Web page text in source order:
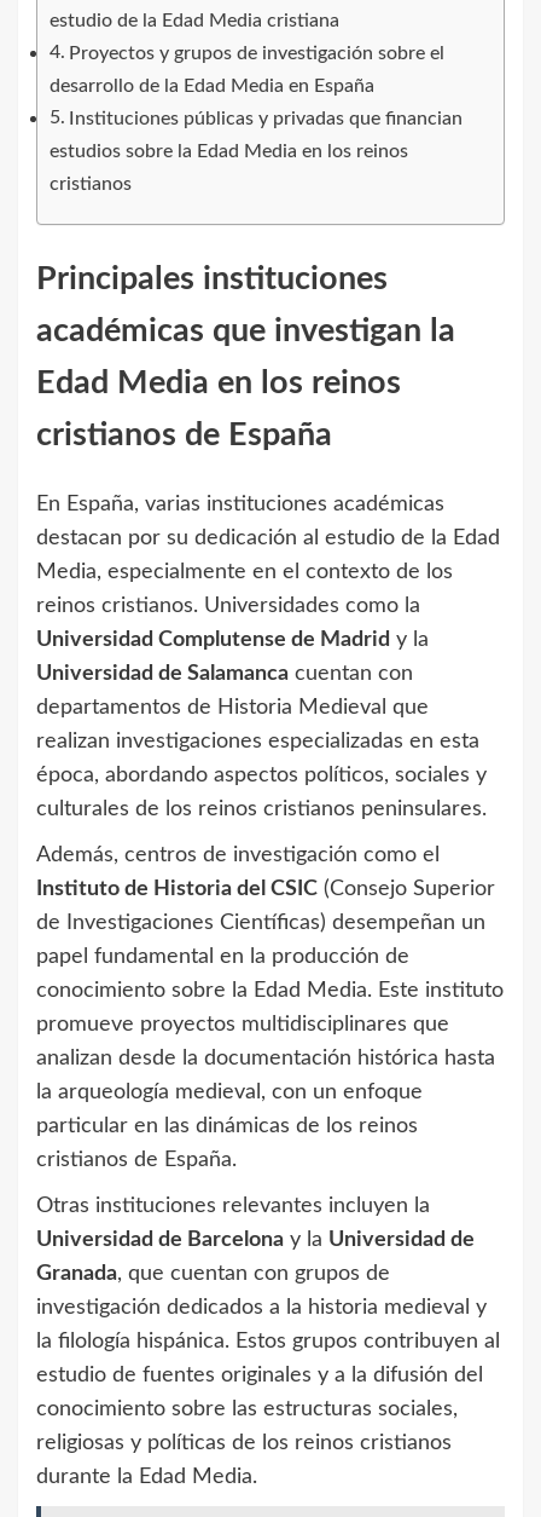
estudio de la Edad Media cristiana
Proyectos y grupos de investigación sobre el
desarrollo de la Edad Media en España
Instituciones públicas y privadas que financian
estudios sobre la Edad Media en los reinos
cristianos
Principales instituciones
académicas que investigan la
Edad Media en los reinos
cristianos de España
En España, varias instituciones académicas
destacan por su dedicación al estudio de la Edad
Media, especialmente en el contexto de los
reinos cristianos. Universidades como la
Universidad Complutense de Madrid y la
Universidad de Salamanca cuentan con
departamentos de Historia Medieval que
realizan investigaciones especializadas en esta
época, abordando aspectos políticos, sociales y
culturales de los reinos cristianos peninsulares.
Además, centros de investigación como el
Instituto de Historia del CSIC (Consejo Superior
de Investigaciones Científicas) desempeñan un
papel fundamental en la producción de
conocimiento sobre la Edad Media. Este instituto
promueve proyectos multidisciplinares que
analizan desde la documentación histórica hasta
la arqueología medieval, con un enfoque
particular en las dinámicas de los reinos
cristianos de España.
Otras instituciones relevantes incluyen la
Universidad de Barcelona y la Universidad de
Granada, que cuentan con grupos de
investigación dedicados a la historia medieval y
la filología hispánica. Estos grupos contribuyen al
estudio de fuentes originales y a la difusión del
conocimiento sobre las estructuras sociales,
religiosas y políticas de los reinos cristianos
durante la Edad Media.